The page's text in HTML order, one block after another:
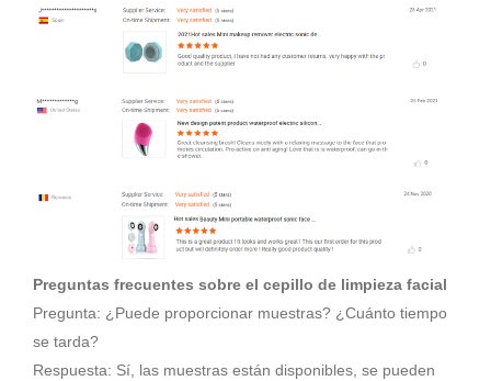
Preguntas frecuentes sobre el cepillo de limpieza facial
Pregunta: ¿Puede proporcionar muestras? ¿Cuánto tiempo
se tarda?
Respuesta: Sí, las muestras están disponibles, se pueden